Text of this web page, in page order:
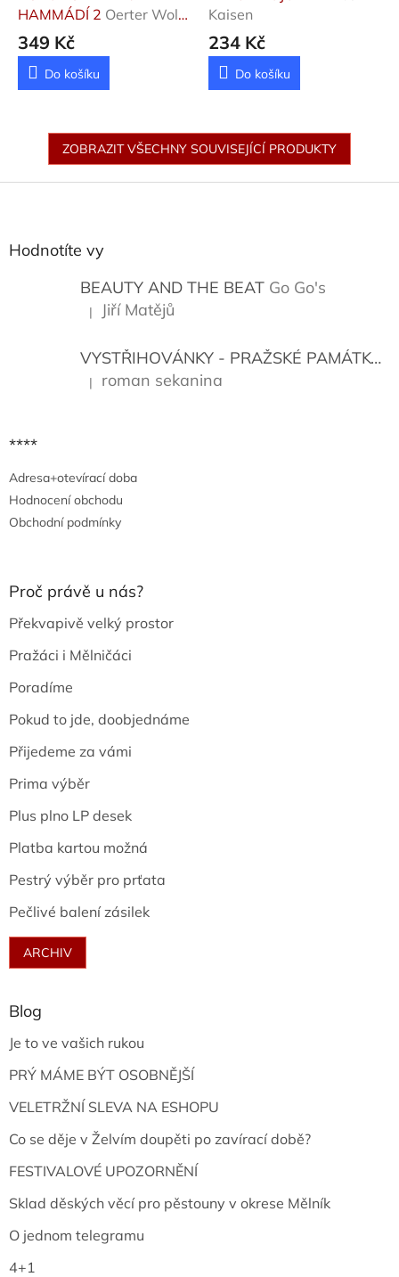
HAMMÁDÍ 2 Oerter Wolf
B., Vítková Zuzana
349 Kč
Do košíku
Kaisen
234 Kč
Do košíku
ZOBRAZIT VŠECHNY SOUVISEJÍCÍ PRODUKTY
Hodnotíte vy
BEAUTY AND THE BEAT Go Go's
Hodnocení produktu je 5 z 5 hvězdiček.
| Jiří Matějů
VYSTŘIHOVÁNKY - PRAŽSKÉ PAMÁTKY
Hodnocení produktu je 5 z 5 hvězdiček.
| roman sekanina
****
Adresa+otevírací doba
Hodnocení obchodu
Obchodní podmínky
Proč právě u nás?
Překvapivě velký prostor
Pražáci i Mělničáci
Poradíme
Pokud to jde, doobjednáme
Přijedeme za vámi
Prima výběr
Plus plno LP desek
Platba kartou možná
Pestrý výběr pro prťata
Pečlivé balení zásilek
ARCHIV
Blog
Je to ve vašich rukou
PRÝ MÁME BÝT OSOBNĚJŠÍ
VELETRŽNÍ SLEVA NA ESHOPU
Co se děje v Želvím doupěti po zavírací době?
FESTIVALOVÉ UPOZORNĚNÍ
Sklad děských věcí pro pěstouny v okrese Mělník
O jednom telegramu
4+1